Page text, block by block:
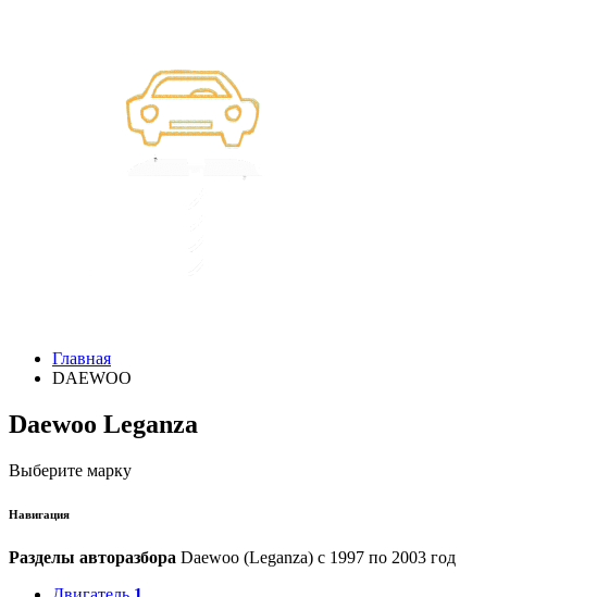
Главная
DAEWOO
Daewoo Leganza
Выберите марку
Навигация
Разделы авторазбора Daewoo (Leganza) с 1997 по 2003 год